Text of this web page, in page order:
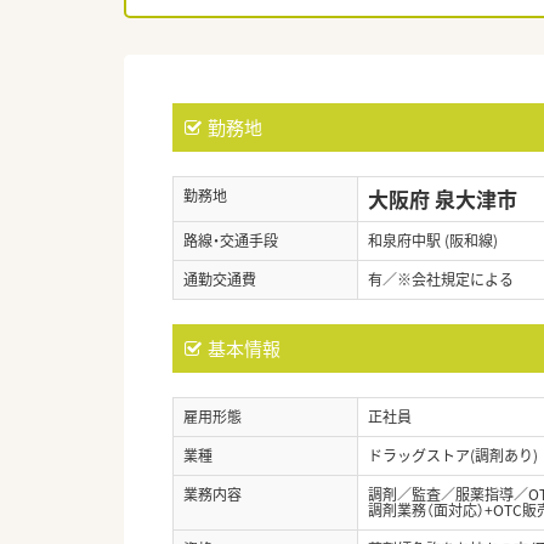
勤務地
勤務地 大阪府 泉大津市
路線・交通手段
和泉府中駅 (阪和線)
通勤交通費
有／※会社規定による
基本情報
雇用形態
正社員
業種
ドラッグストア(調剤あり)
業務内容
調剤／監査／服薬指導／
調剤業務（面対応）+OTC販